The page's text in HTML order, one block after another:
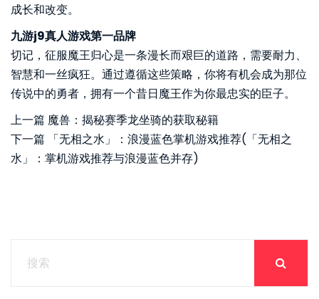
成长和改变。
九游j9真人游戏第一品牌
切记，征服魔王归心是一条漫长而艰巨的道路，需要耐力、
智慧和一丝疯狂。通过遵循这些策略，你将有机会成为那位
传说中的勇者，拥有一个昔日魔王作为你最忠实的臣子。
上一篇 魔兽：揭秘赛季龙坐骑的获取秘籍
下一篇
「无相之水」：浪漫蓝色掌机游戏推荐(「无相之
水」：掌机游戏推荐与浪漫蓝色并存)